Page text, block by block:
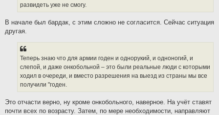
развидеть уже не смогу.
В начале был бардак, с этим сложно не согласится. Сейчас ситуация
другая.
Теперь знаю что для армии годен и однорукий, и одноногий, и
слепой, и даже онкобольной – это были реальные люди с которыми
ходил в очереди, и вместо разрешения на выезд из страны мы все
получили "годен.
Это отчасти верно, ну кроме онкобольного, наверное. На учёт ставят
почти всех по возрасту. Затем, по мере необходимости, направляют